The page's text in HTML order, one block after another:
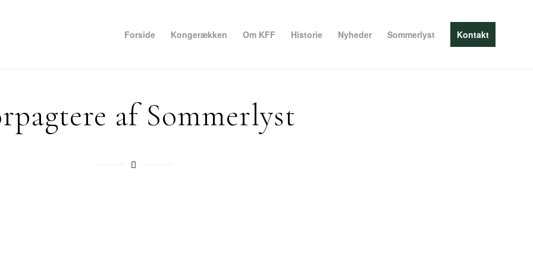
Forside Kongerækken Om KFF Historie Nyheder Sommerlyst Kontakt
af Sommerlyst